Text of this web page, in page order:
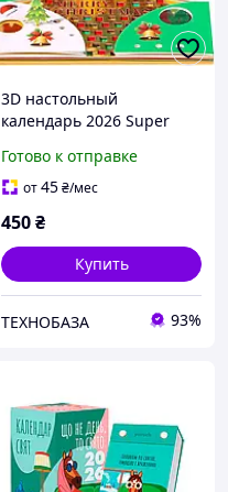
3D настольный
календарь 2026 Super
подсветкой и отрывными
заметками
Готово к отправке
от45₴/мес
450₴
Купить
ТЕХНОБАЗА 93%